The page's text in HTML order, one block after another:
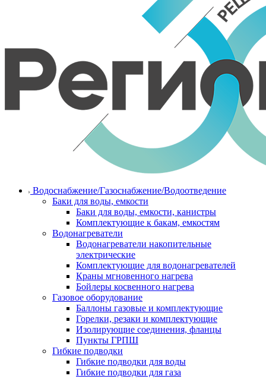
Водоснабжение/Газоснабжение/Водоотведение
Баки для воды, емкости
Баки для воды, емкости, канистры
Комплектующие к бакам, емкостям
Водонагреватели
Водонагреватели накопительные
электрические
Комплектующие для водонагревателей
Краны мгновенного нагрева
Бойлеры косвенного нагрева
Газовое оборудование
Баллоны газовые и комплектующие
Горелки, резаки и комплектующие
Изолирующие соединения, фланцы
Пункты ГРПШ
Гибкие подводки
Гибкие подводки для воды
Гибкие подводки для газа